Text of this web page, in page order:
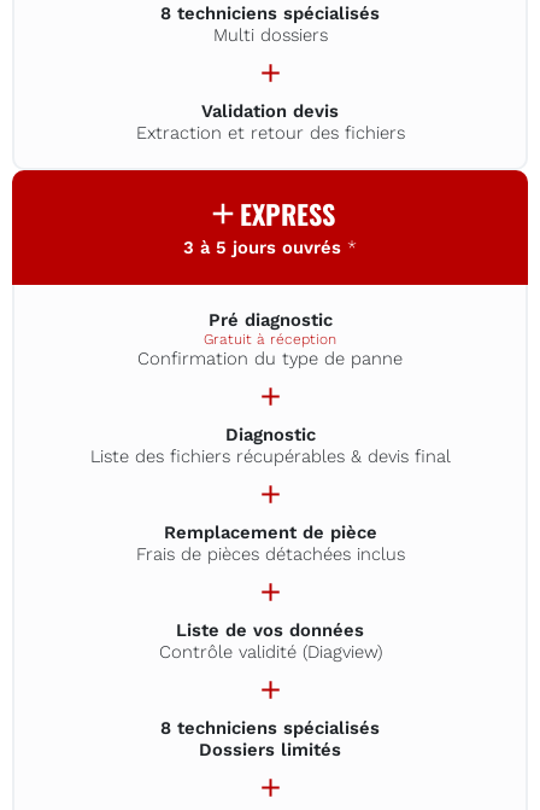
8 techniciens spécialisés
Multi dossiers
Validation devis
Extraction et retour des fichiers
EXPRESS
3 à 5 jours ouvrés *
Pré diagnostic
Gratuit à réception
Confirmation du type de panne
Diagnostic
Liste des fichiers récupérables & devis final
Remplacement de pièce
Frais de pièces détachées inclus
Liste de vos données
Contrôle validité (Diagview)
8 techniciens spécialisés
Dossiers limités